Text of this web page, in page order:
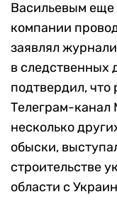
Васильевым еще
компании
заявлял
в следственных
подтвердил, что
Телеграм-канал
несколько
обыски,
строительстве
области с